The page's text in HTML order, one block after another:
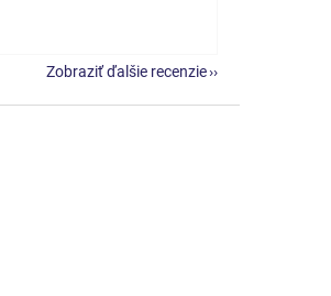
Zobraziť ďalšie recenzie